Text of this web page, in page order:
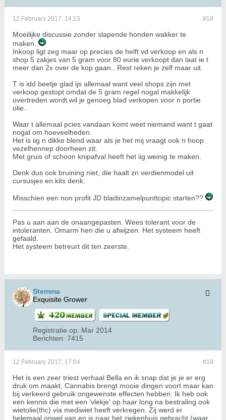
#18
12 February 2017, 14:13
Moeilijke discussie zonder slapende honden wakker te
maken..
Inkoop ligt zeg maar op precies de helft vd verkoop en als n
shop 5 zakjes van 5 gram voor 80 eurie verkoopt dan laat ie t
meer dan 2x over de kop gaan.. Rest reken je zelf maar uit.
T is idd beetje glad ijs allemaal want veel shops zijn met
verkoop gestopt omdat de 5 gram regel nogal makkelijk
overtreden wordt wil je genoeg blad verkopen voor n portie
olie..
Waar t allemaal pcies vandaan komt weet niemand want t gaat
nogal om hoeveelheden.
Het is iig n dikke blend waar als je het mij vraagt ook n hoop
vezelhennep doorheen zit.
Met gruis of schoon knipafval heeft het iig weinig te maken.
Denk dus ook bruining niet, die haalt zn verdienmodel uit
cursusjes en kits denk.
Misschien een non profit JD bladinzamelpunttopic starten??
Pas u aan aan de onaangepasten. Wees tolerant voor de
intoleranten. Omarm hen die u afwijzen. Het systeem heeft
gefaald.
Het systeem betreurt dit ten zeerste.
Stemma
Exquisite Grower
Registratie op: Mar 2014
Berichten: 7415
#19
12 February 2017, 17:04
Het is een zeer triest verhaal Bella en ik snap dat je je er erg
druk om maakt, Cannabis brengt mooie dingen voort maar kan
bij verkeerd gebruik ongewenste effecten hebben. Ik heb ook
een kennis die met een 'vlekje' op haar long na bestraling ook
wietolie(thc) via mediwiet heeft verkregen. Zij werd er
helemaal onwel van en is naar het ziekenhuis gebracht (waar